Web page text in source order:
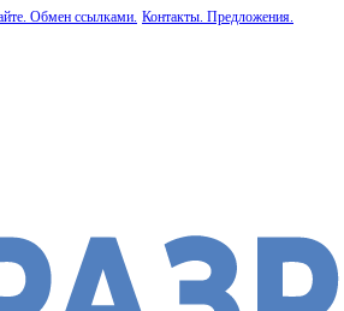
Обмен ссылками. Контакты. Предложения.